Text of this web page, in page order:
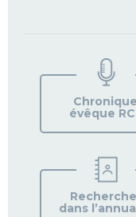
Chronique
évêque
dans